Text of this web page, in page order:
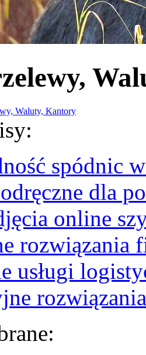
Waluty, Kantory
spódnic
dla
online
rozwiązania
usługi